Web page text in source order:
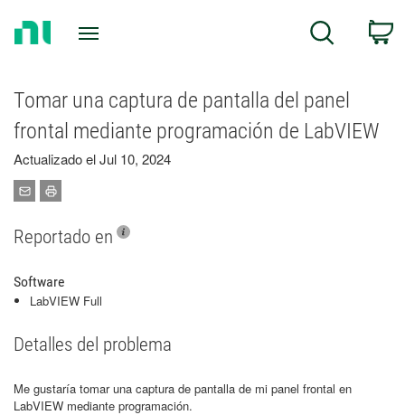
Search
Tomar una captura de pantalla del panel
frontal mediante programación de LabVIEW
Actualizado el Jul 10, 2024
Reportado en
Software
LabVIEW Full
Detalles del problema
Me gustaría tomar una captura de pantalla de mi panel frontal en
LabVIEW mediante programación.